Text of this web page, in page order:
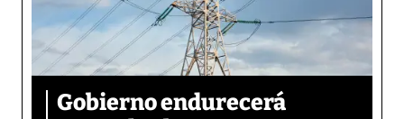
Gobierno endurecerá